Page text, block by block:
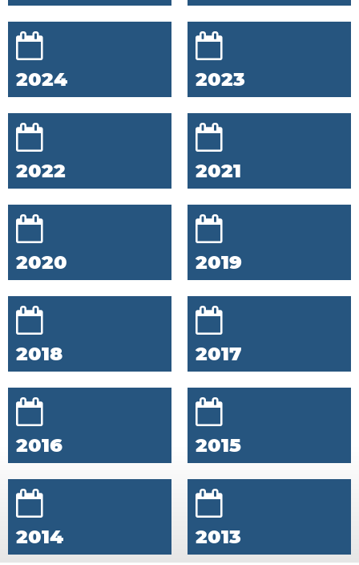
2024 2023
2022 2021
2020 2019
2018 2017
2016 2015
2014 2013